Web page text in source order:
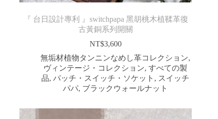
『 台日設計專利 』switchpapa 黑胡桃木植鞣革復
古黃銅系列開關
NT$3,600
無垢材植物タンニンなめし革コレクション,
ヴィンテージ・コレクション,すべての製
品,パッチ・スイッチ・ソケット , スイッチ
パパ, ブラックウォールナット